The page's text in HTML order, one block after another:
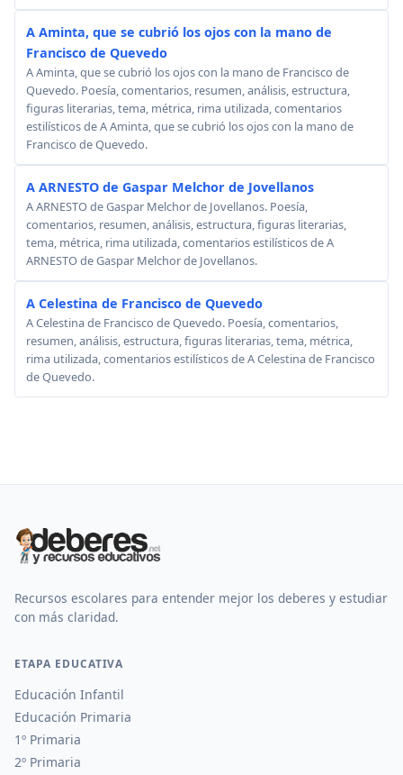
A Aminta, que se cubrió los ojos con la mano de
Francisco de Quevedo
A Aminta, que se cubrió los ojos con la mano de Francisco de
Quevedo. Poesía, comentarios, resumen, análisis, estructura,
figuras literarias, tema, métrica, rima utilizada, comentarios
estilísticos de A Aminta, que se cubrió los ojos con la mano de
Francisco de Quevedo.
A ARNESTO de Gaspar Melchor de Jovellanos
A ARNESTO de Gaspar Melchor de Jovellanos. Poesía,
comentarios, resumen, análisis, estructura, figuras literarias,
tema, métrica, rima utilizada, comentarios estilísticos de A
ARNESTO de Gaspar Melchor de Jovellanos.
A Celestina de Francisco de Quevedo
A Celestina de Francisco de Quevedo. Poesía, comentarios,
resumen, análisis, estructura, figuras literarias, tema, métrica,
rima utilizada, comentarios estilísticos de A Celestina de Francisco
de Quevedo.
Recursos escolares para entender mejor los deberes y estudiar
con más claridad.
ETAPA EDUCATIVA
Educación Infantil
Educación Primaria
1º Primaria
2º Primaria